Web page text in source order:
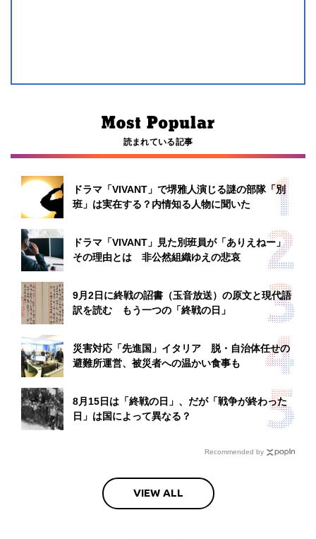
読まれている記事
ドラマ「VIVANT」で堺雅人演じる謎の部隊「別
班」は実在する？内情知る人物に聞いた
ドラマ「VIVANT」見た別班員が「ありえねー」
その理由とは 非公然組織ゆえの悲哀
9月2日に終戦の詔書（玉音放送）の原文と現代語
訳を読む もう一つの「終戦の日」
災害対応「先進国」イタリア 脱・自治体任せの
避難所運営、被災者への温かい食事も
8月15日は「終戦の日」、だが「戦争が終わった
日」は国によって異なる？
Recommended by
VIEW ALL